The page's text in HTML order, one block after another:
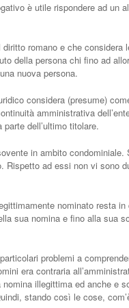
è utile rispondere ad un
romano e che considera
della persona chi fino ad
nuova persona.
considera (presume)
amministrativa
dell’ultimo titolare.
in ambito
Rispetto ad essi non vi sono
nominato resta in
sua nomina e fino alla sua
problemi a
era contraria
illegittima ed anche e
stando così le cose,